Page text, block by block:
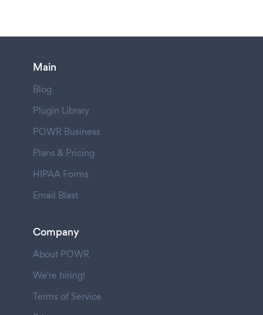
Main
Blog
Plugin Library
POWR Business
Plans & Pricing
HIPAA Forms
Email Blast
Company
About POWR
We're hiring!
Terms of Service